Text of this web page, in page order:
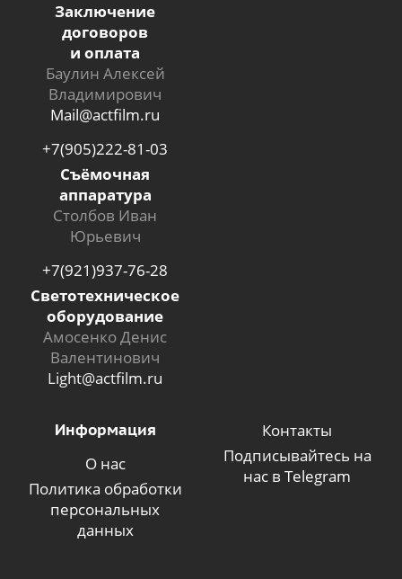
Заключение
договоров
и оплата
Баулин Алексей
Владимирович
Mail@actfilm.ru
+7(905)222-81-03
Съёмочная
аппаратура
Столбов Иван
Юрьевич
+7(921)937-76-28
Светотехническое
оборудование
Амосенко Денис
Валентинович
Light@actfilm.ru
Информация
О нас
Политика обработки
персональных
данных
Контакты
Подписывайтесь на
нас в Telegram